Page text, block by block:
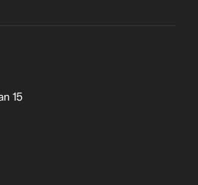
15